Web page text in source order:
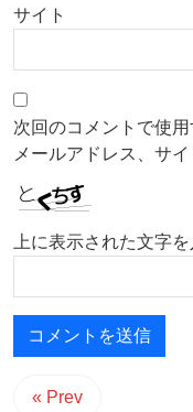
サイト
次回のコメントで使
メールアドレス、サイ
上に表示された文字を
« Prev